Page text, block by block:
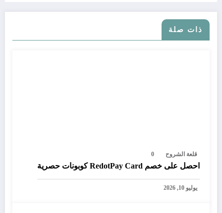
ذات صلة
قلعة الشروح 0
احصل على خصم RedotPay Card كوبونات حصرية
يوليو 10, 2026